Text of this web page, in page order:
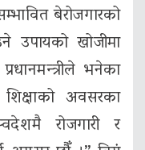
बेरोजगारको
उपायको खोजीमा
भनेका
अवसरका
रोजगारी र